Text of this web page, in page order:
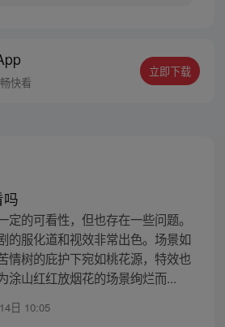
高荣耀的神印王座？
快看
立即下载
定的可看性，但也存在一些问题。
的服化道和视效非常出色。场景如
情树的庇护下宛如桃花源，特效也
涂山红红放烟花的场景绚烂而...
日 10:05